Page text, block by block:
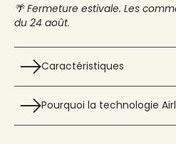
🌴 Fermeture estivale. Les
du 24 août.
Caractéristiques
Pourquoi la technologie